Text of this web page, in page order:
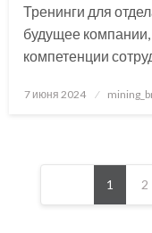
Тренинги для
будущее
компетенции
Posted
7 июня 2024
Пагинация
1 2